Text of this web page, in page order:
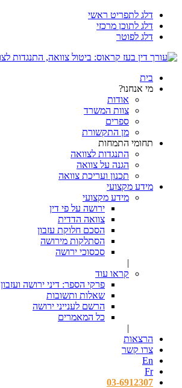
דלג לתפריט ראשי
דלג לתוכן מרכזי
דלג לפוטר
בית
מי אנחנו?
אודות
צוות המשרד
ספרים
מן התקשורת
תחומי התמחות
התנגדות לצוואה
הגנה על צוואה
תכנון ועריכת צוואה
מידע מקצועי
מידע מקצועי
ירושה על פי דין
צוואה הדדית
הסכם חלוקת עזבון
הסתלקות מירושה
סכסוכי ירושה
|
קראו עוד
פרקי הספר: דיני ירושה ועזבון
שאלות ותשובות
הרשם לענייני ירושה
כל המאמרים
|
הרצאות
צרו קשר
En
Fr
03-6912307